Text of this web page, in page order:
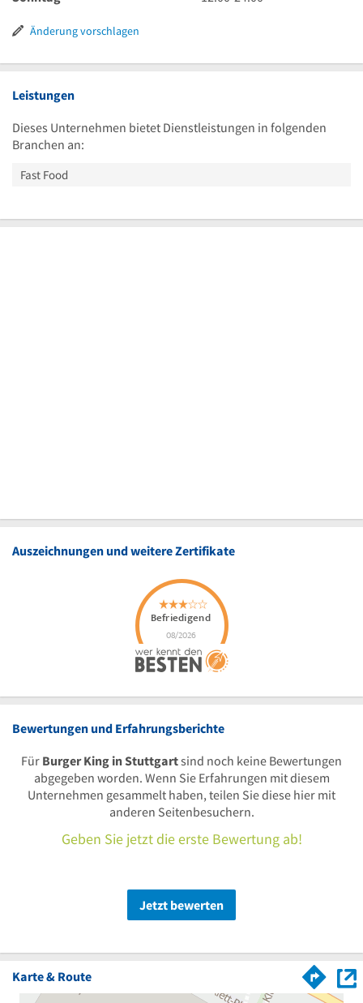
Uhr
Änderung vorschlagen
Leistungen
Dieses Unternehmen bietet Dienstleistungen in folgenden
Branchen an:
Fast Food
Auszeichnungen und weitere Zertifikate
Bewertungen und Erfahrungsberichte
Für Burger King in Stuttgartsind noch keine Bewertungen
abgegeben worden. Wenn Sie Erfahrungen mit diesem
Unternehmen gesammelt haben, teilen Sie diese hier mit
anderen Seitenbesuchern.
Geben Sie jetzt die erste Bewertung ab!
Jetzt bewerten
Karte & Route